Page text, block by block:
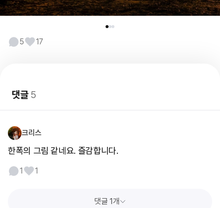
5 17
댓글5
크리스
한폭의 그림 같네요. 즐감합니다.
1 1
댓글 1개